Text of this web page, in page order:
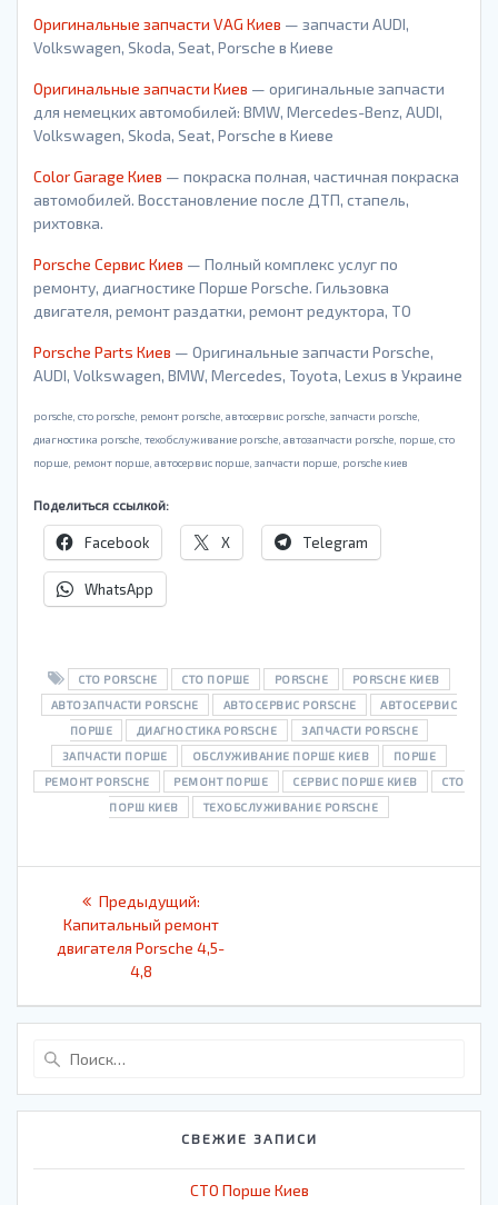
Оригинальные запчасти VAG Киев — запчасти AUDI,
Volkswagen, Skoda, Seat, Porsche в Киеве
Оригинальные запчасти Киев — оригинальные запчасти
для немецких автомобилей: BMW, Mercedes-Benz, AUDI,
Volkswagen, Skoda, Seat, Porsche в Киеве
Color Garage Киев — покраска полная, частичная покраска
автомобилей. Восстановление после ДТП, стапель,
рихтовка.
Porsche Сервис Киев — Полный комплекс услуг по
ремонту, диагностике Порше Porsche. Гильзовка
двигателя, ремонт раздатки, ремонт редуктора, ТО
Porsche Parts Киев — Оригинальные запчасти Porsche,
AUDI, Volkswagen, BMW, Mercedes, Toyota, Lexus в Украине
porsche, cто porsche, ремонт porsche, автосервис porsche, запчасти porsche,
диагностика porsche, техобслуживание porsche, автозапчасти porsche, порше, cто
порше, ремонт порше, автосервис порше, запчасти порше, porsche киев
Поделиться ссылкой:
Facebook X Telegram
WhatsApp
CТО PORSCHE CТО ПОРШЕ PORSCHE
PORSCHE КИЕВ
АВТОЗАПЧАСТИ PORSCHE
АВТОСЕРВИС PORSCHE
АВТОСЕРВИС
ПОРШЕ
ДИАГНОСТИКА PORSCHE
ЗАПЧАСТИ PORSCHE
ЗАПЧАСТИ ПОРШЕ
ОБСЛУЖИВАНИЕ ПОРШЕ КИЕВ
ПОРШЕ
РЕМОНТ PORSCHE
РЕМОНТ ПОРШЕ СЕРВИС ПОРШЕ КИЕВ
СТО
ПОРШ КИЕВ
ТЕХОБСЛУЖИВАНИЕ PORSCHE
Навигация
записям
Предыдущий:Предыдущая
запись:
Капитальный ремонт
двигателя Porsche 4,5-
4,8
СВЕЖИЕ ЗАПИСИ
СТО Порше Киев